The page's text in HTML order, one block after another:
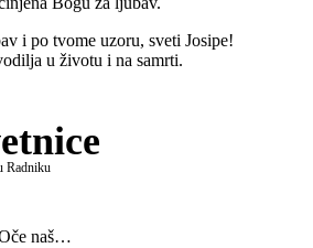
i po tvome uzoru, sveti Josipe!
u životu i na samrti.
Radniku
naš…